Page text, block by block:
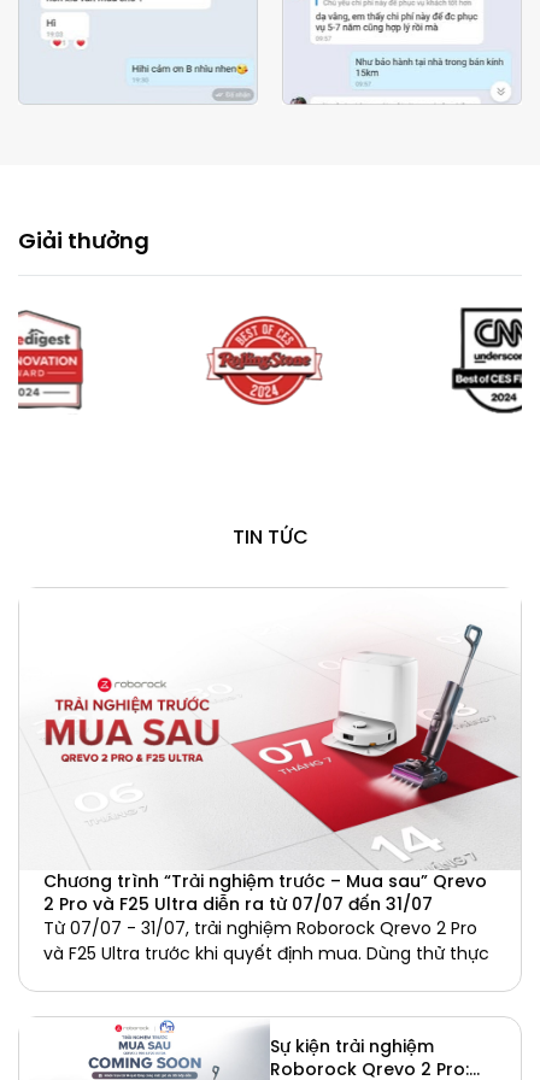
Giải thưởng
TIN TỨC
Chương trình “Trải nghiệm trước – Mua sau” Qrevo
2 Pro và F25 Ultra diễn ra từ 07/07 đến 31/07
Từ 07/07 - 31/07, trải nghiệm Roborock Qrevo 2 Pro
và F25 Ultra trước khi quyết định mua. Dùng thử thực
Sự kiện trải nghiệm
Roborock Qrevo 2 Pro: